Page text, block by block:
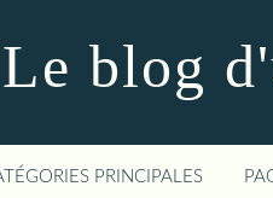
Le blog
PRINCIPALES